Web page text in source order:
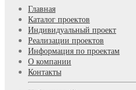
Главная
Каталог проектов
Индивидуальный проект
Реализации проектов
Информация по проектам
О компании
Контакты